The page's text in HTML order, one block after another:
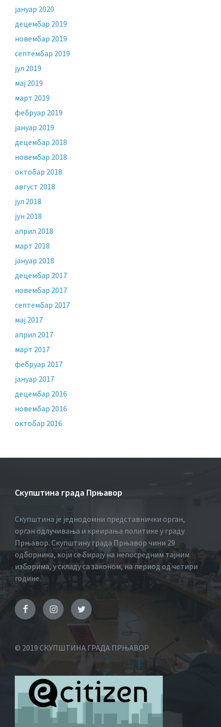
јануар 2020
децембар 2019
новембар 2019
септембар 2019
јул 2019
мај 2019
март 2019
фебруар 2019
јануар 2019
децембар 2018
новембар 2018
октобар 2018
август 2018
јул 2018
јун 2018
април 2018
март 2018
јануар 2018
децембар 2017
новембар 2017
септембар 2017
мај 2017
април 2017
март 2017
фебруар 2017
јануар 2017
децембар 2016
новембар 2016
октобар 2016
Скупштина града Прњавор
Скупштина је једнодомни представнички орган,
орган одлучивања и креирања политике у граду
Прњавор. Скупштину града Прњавор чини 29
одборника, који се бирају на непосредним тајним
изборима, у складу са законом, на период од четири
године.
© 2019 СКУПШТИНА ГРАДА ПРЊАВОР